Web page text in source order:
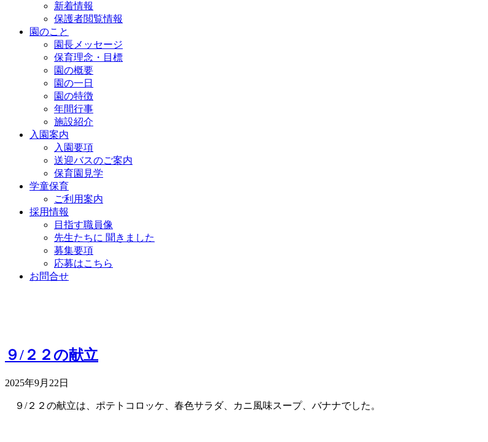
新着情報
保護者閲覧情報
園のこと
園長メッセージ
保育理念・目標
園の概要
園の一日
園の特徴
年間行事
施設紹介
入園案内
入園要項
送迎バスのご案内
保育園見学
学童保育
ご利用案内
採用情報
目指す職員像
先生たちに 聞きました
募集要項
応募はこちら
お問合せ
９/２２の献立
2025年9月22日
９/２２の献立は、ポテトコロッケ、春色サラダ、カニ風味スープ、バナナでした。